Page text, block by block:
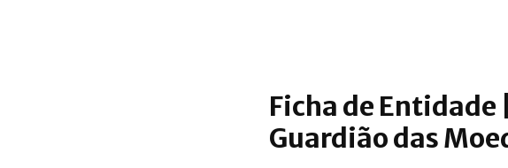
Ficha de Entidade
Guardião das